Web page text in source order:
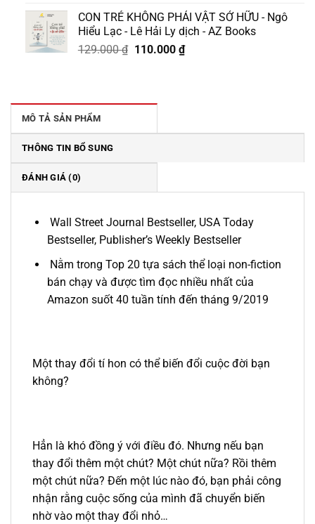
là:
138.000 ₫.
tại
là:
117.000 ₫.
CON TRẺ KHÔNG PHẢI VẬT SỞ HỮU - Ngô
Hiểu Lạc - Lê Hải Ly dịch - AZ Books
129.000₫ Giá
110.000 ₫Giá
MÔ TẢ SẢN PHẨM
THÔNG TIN BỔ SUNG
ĐÁNH GIÁ (0)
Wall Street Journal Bestseller, USA Today
Bestseller, Publisher’s Weekly Bestseller
Nằm trong Top 20 tựa sách thể loại non-fiction
bán chạy và được tìm đọc nhiều nhất của
Amazon suốt 40 tuần tính đến tháng 9/2019
Một thay đổi tí hon có thể biến đổi cuộc đời bạn
không?
Hẳn là khó đồng ý với điều đó. Nhưng nếu bạn
thay đổi thêm một chút? Một chút nữa? Rồi thêm
một chút nữa? Đến một lúc nào đó, bạn phải công
nhận rằng cuộc sống của mình đã chuyển biến
nhờ vào một thay đổi nhỏ…